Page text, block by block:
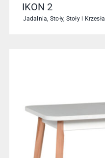
IKON 2
Jadalnia Stoły, Stoły i Krzesła